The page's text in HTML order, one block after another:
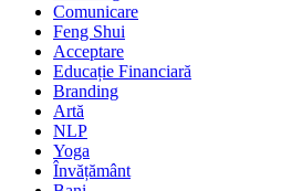
Comunicare
Feng Shui
Acceptare
Educație Financiară
Branding
Artă
NLP
Yoga
Învățământ